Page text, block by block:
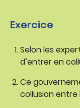
Exercice
Selon les
d’entrer en
Ce
collusion entre